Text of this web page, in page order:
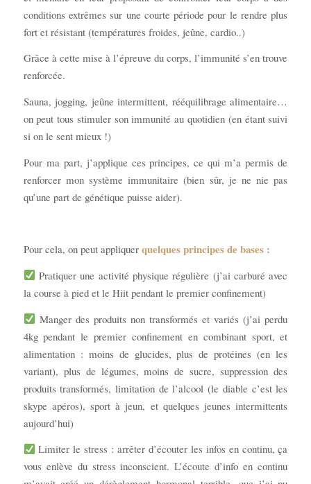
conditions extrêmes sur une courte période pour le rendre plus
fort et résistant (températures froides, jeûne, cardio..)
Grâce à cette mise à l’épreuve du corps, l’immunité s’en trouve
renforcée.
Sauna, jogging, jeûne intermittent, rééquilibrage alimentaire…
on peut tous stimuler son immunité au quotidien (en étant suivi
si on le sent mieux !)
Pour ma part, j’applique ces principes, ce qui m’a permis de
renforcer mon système immunitaire (bien sûr, je ne nie pas
qu’une part de génétique puisse aider).
Pour cela, on peut appliquer quelques principes de bases :
Pratiquer une activité physique régulière (j’ai carburé avec
la course à pied et le Hiit pendant le premier confinement)
Manger des produits non transformés et variés (j’ai perdu
4kg pendant le premier confinement en combinant sport, et
alimentation : moins de glucides, plus de protéines (en les
variant), plus de légumes, moins de sucre, suppression des
produits transformés, limitation de l’alcool (le diable c’est les
skype apéros), sport à jeun, et quelques jeunes intermittents
aujourd’hui)
Limiter le stress : arrêter d’écouter les infos en continu, ça
vous enlève du stress inconscient. L’écoute d’info en continu